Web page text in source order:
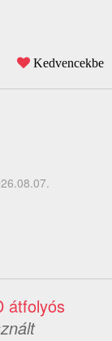
Kedvencekbe
átfolyós